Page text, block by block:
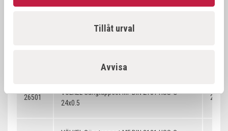
Tillåt urval
Avvisa
26501
VÖLKEL Gängtappset MF DIN 2181 HSS-G
24x0.5